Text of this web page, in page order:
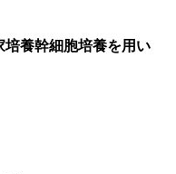
培養幹細胞培養を用い